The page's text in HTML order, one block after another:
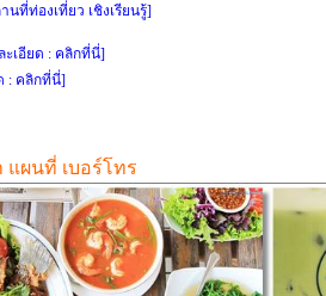
ที่ท่องเที่ยว เชิงเรียนรู้]
ะเอียด : คลิกที่นี่]
: คลิกที่นี่]
ผนที่ เบอร์โทร